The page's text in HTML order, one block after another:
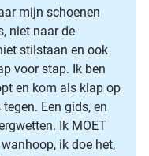
mijn schoenen
niet naar de
stilstaan en ook
voor stap. Ik ben
en kom als klap op
Een gids, en
Ik MOET
ik doe het,